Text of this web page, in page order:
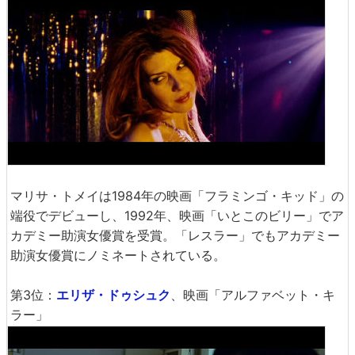
マリサ・トメイは1984年の映画「フラミンゴ・キッド」の
端役でデビューし、1992年、映画「いとこのビリー」でア
カデミー助演女優賞を受賞。「レスラー」でもアカデミー
助演女優賞にノミネートされている。
第3位： エリザ・ドゥシュク 、映画「アルファベット・キ
ラー」